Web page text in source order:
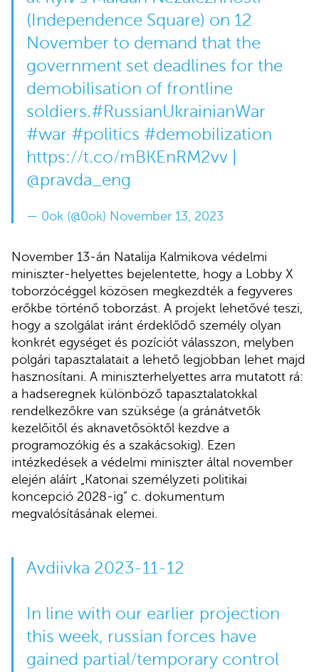
(Independence Square) on 12
November to demand that the
government set deadlines for the
demobilisation of frontline
soldiers.#RussianUkrainianWar
#war #politics #demobilization
https://t.co/mBKEnRM2vv|
@pravda_eng
— 0ok (@0ok) November 13, 2023
November 13-án Natalija Kalmikova védelmi
miniszter-helyettes bejelentette, hogy a Lobby X
toborzócéggel közösen megkezdték a fegyveres
erőkbe történő toborzást. A projekt lehetővé teszi,
hogy a szolgálat iránt érdeklődő személy olyan
konkrét egységet és pozíciót válasszon, melyben
polgári tapasztalatait a lehető legjobban lehet majd
hasznosítani. A miniszterhelyettes arra mutatott rá:
a hadseregnek különböző tapasztalatokkal
rendelkezőkre van szüksége (a gránátvetők
kezelőitől és aknavetősöktől kezdve a
programozókig és a szakácsokig). Ezen
intézkedések a védelmi miniszter által november
elején aláírt „Katonai személyzeti politikai
koncepció 2028-ig” c. dokumentum
megvalósításának elemei.
Avdiivka 2023-11-12
In line with our earlier projection
this week, russian forces have
gained partial/temporary control